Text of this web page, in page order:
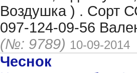
Воздушка ) . Сорт
097-124-09-56
(№: 9789) 10-09-2014
Чеснок